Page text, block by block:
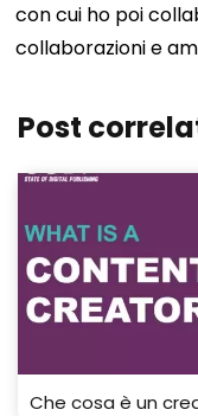
con cui ho poi
collaborazioni e
Post
Che cosa è un